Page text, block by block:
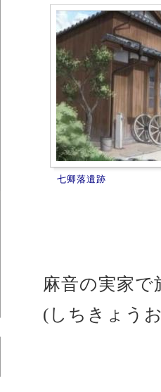
七卿落遺跡
麻音の実家
(しちきょう